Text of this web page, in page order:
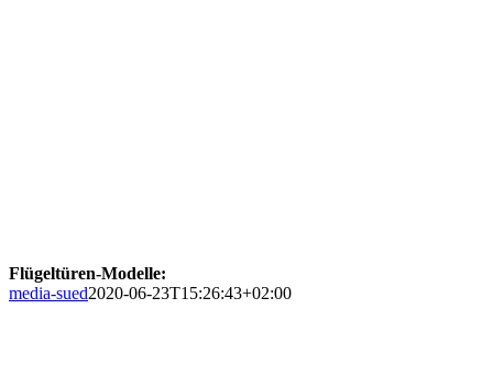
Flügeltüren-Modelle:
media-sued2020-06-23T15:26:43+02:00